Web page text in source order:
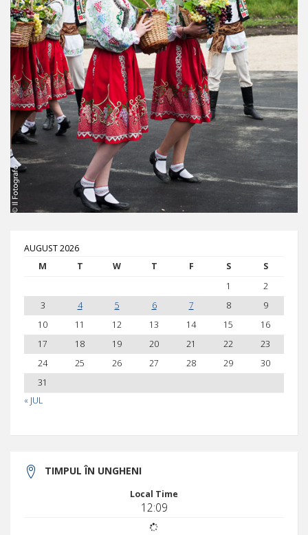
AUGUST 2026
M
T W T F S S
« JUL
1
2
3
4 5 6 7 8
9
10
11 12 13 14 15
16
17
18 19 20 21 22
23
24
25 26 27 28 29
30
31
TIMPUL ÎN UNGHENI
Local Time
12:09